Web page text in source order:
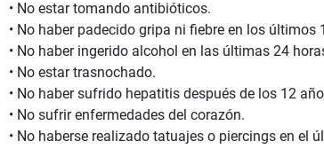
• No estar tomando antibióticos.
• No haber padecido gripa ni fiebre en los últimos
• No haber ingerido alcohol en las últimas 24
• No estar trasnochado.
• No haber sufrido hepatitis después de los 12
• No sufrir enfermedades del corazón.
• No haberse realizado tatuajes o piercings en el